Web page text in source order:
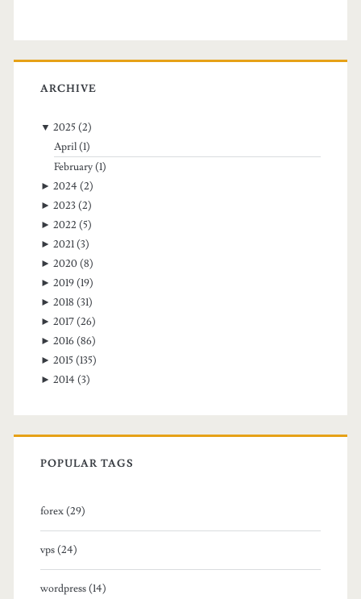
ARCHIVE
▼ 2025 (2)
April (1)
February (1)
► 2024 (2)
► 2023 (2)
► 2022 (5)
► 2021 (3)
► 2020 (8)
► 2019 (19)
► 2018 (31)
► 2017 (26)
► 2016 (86)
► 2015 (135)
► 2014 (3)
POPULAR TAGS
forex (29)
vps (24)
wordpress (14)